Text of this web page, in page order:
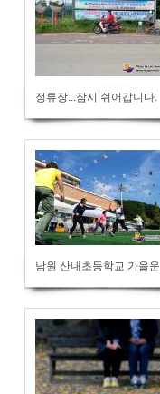
정류장...잠시 쉬어갑니다.